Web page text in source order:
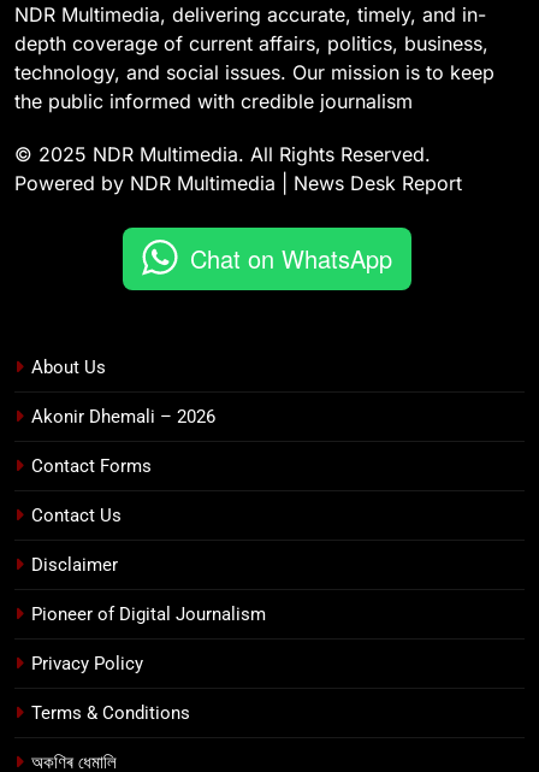
NDR Multimedia, delivering accurate, timely, and in-
depth coverage of current affairs, politics, business,
technology, and social issues. Our mission is to keep
the public informed with credible journalism
© 2025 NDR Multimedia. All Rights Reserved.
Powered by NDR Multimedia | News Desk Report
Chat on WhatsApp
About Us
Akonir Dhemali – 2026
Contact Forms
Contact Us
Disclaimer
Pioneer of Digital Journalism
Privacy Policy
Terms & Conditions
অকণিৰ ধেমালি